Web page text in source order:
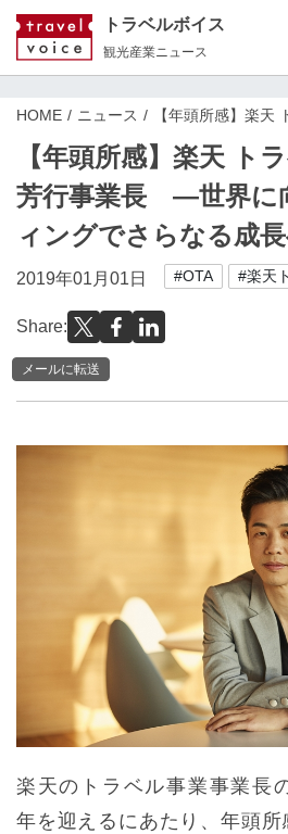
トラベルボイス
観光産業ニュース
HOME ニュース 【年頭所感】楽
【年頭所感】楽天 ト
芳行事業長 ―世界に
ィングでさらなる成
2019年01月01日 #OTA #楽天
Share:
メールに転送
楽天のトラベル事業事業長
年を迎えるにあたり、年頭所